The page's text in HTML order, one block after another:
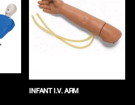
INFANT I.V. ARM